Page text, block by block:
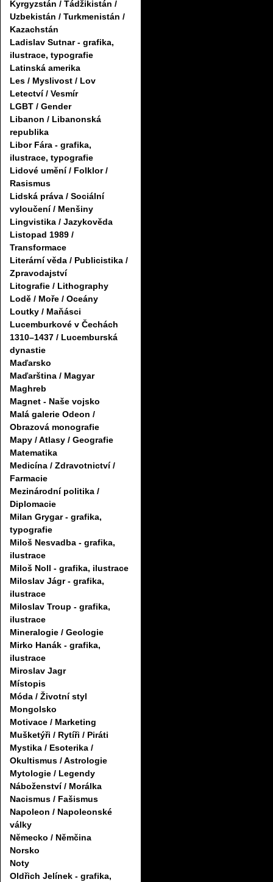
Kyrgyzstán / Tádžikistán /
Uzbekistán / Turkmenistán /
Kazachstán
Ladislav Sutnar - grafika,
ilustrace, typografie
Latinská amerika
Les / Myslivost / Lov
Letectví / Vesmír
LGBT / Gender
Libanon / Libanonská
republika
Libor Fára - grafika,
ilustrace, typografie
Lidové umění / Folklor /
Rasismus
Lidská práva / Sociální
vyloučení / Menšiny
Lingvistika / Jazykověda
Listopad 1989 /
Transformace
Literární věda / Publicistika /
Zpravodajství
Litografie / Lithography
Lodě / Moře / Oceány
Loutky / Maňásci
Lucemburkové v Čechách
1310–1437 / Lucemburská
dynastie
Maďarsko
Maďarština / Magyar
Maghreb
Magnet - Naše vojsko
Malá galerie Odeon /
Obrazová monografie
Mapy / Atlasy / Geografie
Matematika
Medicína / Zdravotnictví /
Farmacie
Mezinárodní politika /
Diplomacie
Milan Grygar - grafika,
typografie
Miloš Nesvadba - grafika,
ilustrace
Miloš Noll - grafika, ilustrace
Miloslav Jágr - grafika,
ilustrace
Miloslav Troup - grafika,
ilustrace
Mineralogie / Geologie
Mirko Hanák - grafika,
ilustrace
Miroslav Jagr
Místopis
Móda / Životní styl
Mongolsko
Motivace / Marketing
Mušketýři / Rytíři / Piráti
Mystika / Esoterika /
Okultismus / Astrologie
Mytologie / Legendy
Náboženství / Morálka
Nacismus / Fašismus
Napoleon / Napoleonské
války
Německo / Němčina
Norsko
Noty
Oldřich Jelínek - grafika,